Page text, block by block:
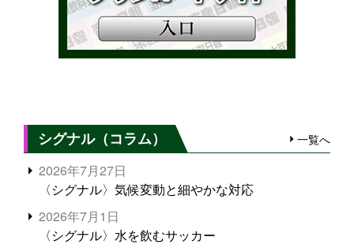
シグナル（コラム） 一覧へ
2026年7月27日
〈シグナル〉気候変動と細やかな対応
2026年7月1日
〈シグナル〉水を飲むサッカー